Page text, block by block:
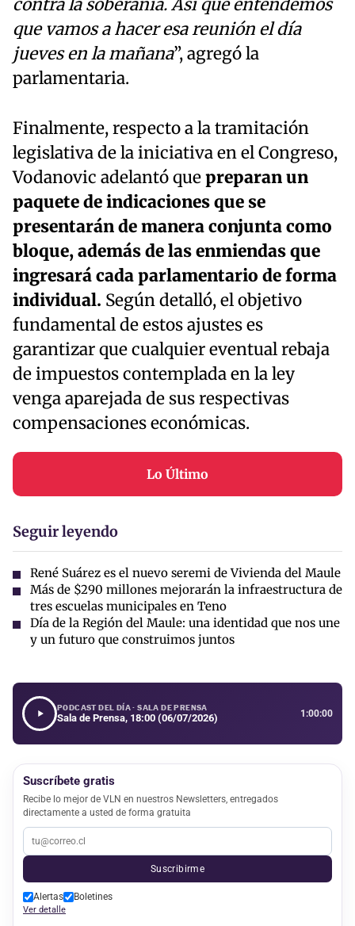
contra la soberanía. Así que entendemos
que vamos a hacer esa reunión el día
jueves en la mañana”, agregó la
parlamentaria.
Finalmente, respecto a la tramitación
legislativa de la iniciativa en el Congreso,
Vodanovic adelantó quepreparan un
paquete de indicaciones que se
presentarán de manera conjunta como
bloque, además de las enmiendas que
ingresará cada parlamentario de forma
individual. Según detalló, el objetivo
fundamental de estos ajustes es
garantizar que cualquier eventual rebaja
de impuestos contemplada en la ley
venga aparejada de sus respectivas
compensaciones económicas.
Lo Último
Seguir leyendo
René Suárez es el nuevo seremi de Vivienda del Maule
Más de $290 millones mejorarán la infraestructura de
tres escuelas municipales en Teno
Día de la Región del Maule: una identidad que nos une
y un futuro que construimos juntos
PODCAST DEL DÍA · SALA DE PRENSA
Sala de Prensa, 18:00 (06/07/2026) 1:00:00
Suscríbete gratis
Recibe lo mejor de VLN en nuestros Newsletters, entregados
directamente a usted de forma gratuita
Suscribirme
Alertas Boletines
Ver detalle